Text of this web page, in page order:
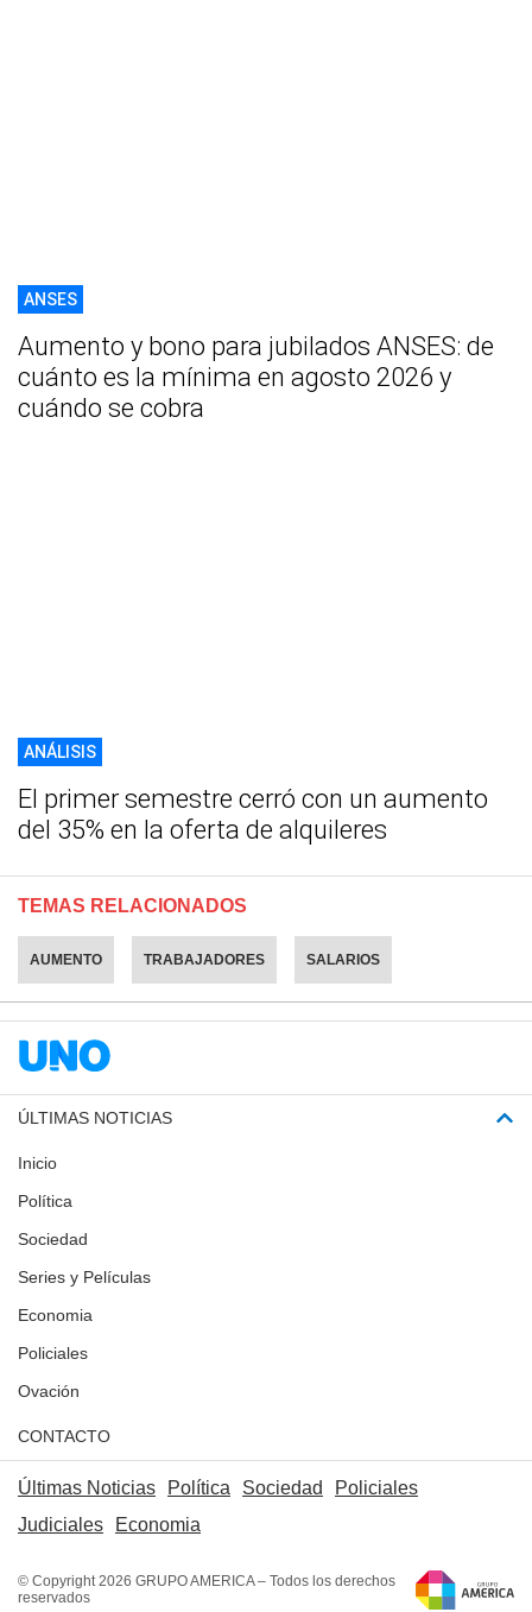
ANSES
Aumento y bono para jubilados ANSES: de
cuánto es la mínima en agosto 2026 y
cuándo se cobra
ANÁLISIS
El primer semestre cerró con un aumento
del 35% en la oferta de alquileres
TEMAS RELACIONADOS
AUMENTO TRABAJADORES SALARIOS
ÚLTIMAS NOTICIAS
Inicio
Política
Sociedad
Series y Películas
Economia
Policiales
Ovación
CONTACTO
Últimas Noticias Política Sociedad
Policiales
Judiciales
Economia
© Copyright 2026 GRUPO AMERICA – Todos los derechos
reservados